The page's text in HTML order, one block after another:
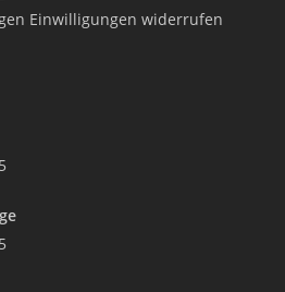
Einwilligungen widerrufen